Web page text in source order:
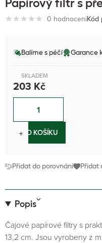
Papírový filtr s
0 hodnoceníKód
Balíme s péčí Garance
SKLADEM
203 Kč
−
+DO KOŠÍKU
Přidat do porovnání Přidat
Popis
Čajové papírové filtry s
13,2 cm. Jsou vyrobeny z